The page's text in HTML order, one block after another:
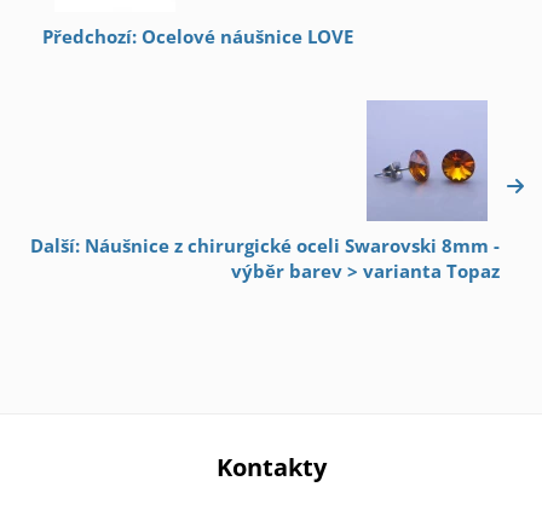
Předchozí: Ocelové náušnice LOVE
Další: Náušnice z chirurgické oceli Swarovski 8mm -
výběr barev > varianta Topaz
Kontakty